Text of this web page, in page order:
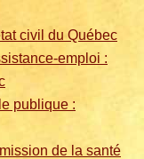
civil du Québec
emploi :
publique :
de la santé